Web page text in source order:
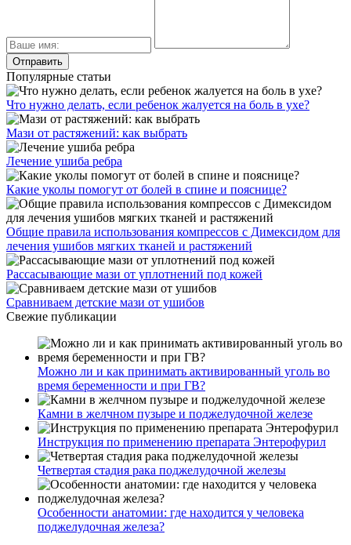
Популярные статьи
Что нужно делать, если ребенок жалуется на боль в ухе?
Мази от растяжений: как выбрать
Лечение ушиба ребра
Какие уколы помогут от болей в спине и пояснице?
Общие правила использования компрессов с Димексидом для
лечения ушибов мягких тканей и растяжений
Рассасывающие мази от уплотнений под кожей
Сравниваем детские мази от ушибов
Свежие публикации
Можно ли и как принимать активированный уголь во
время беременности и при ГВ?
Камни в желчном пузыре и поджелудочной железе
Инструкция по применению препарата Энтерофурил
Четвертая стадия рака поджелудочной железы
Особенности анатомии: где находится у человека
поджелудочная железа?